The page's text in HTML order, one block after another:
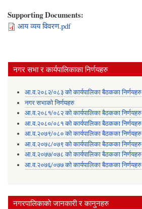
Supporting Documents:
आय व्यय विवरण.pdf
नगर सभा र कार्यपालिकाका निर्णयहरु
आ.व.२०८२/०८३ को कार्यपालिका बैठकका निर्णयहरु
नगर सभाको निर्णयहरु
आ.व.२०८१/०८२ को कार्यपालिका बैठकका निर्णयहरु
आ.व.२०८०/०८१ को कार्यपालिका बैठकका निर्णयहरु
आ.व.२०७९/०८० को कार्यपालिका बैठकका निर्णयहरु
आ.व.२०७८/०७९ को कार्यपालिका बैठकका निर्णयहरु
आ.व.२०७७/०७८ को कार्यपालिका बैठकका निर्णयहरु
आ.व.२०७६/०७७ को कार्यपालिका बैठकका निर्णयहरु
नगरपालिकाकाे जानकारी र कानुनहरु